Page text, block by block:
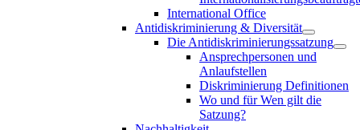
International Office
Antidiskriminierung & Diversität
Die Antidiskriminierungssatzung
Ansprechpersonen und
Anlaufstellen
Diskriminierung Definitionen
Wo und für Wen gilt die
Satzung?